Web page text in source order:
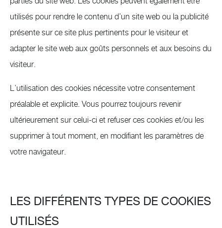
utilisés pour rendre le contenu d’un site web ou la publicité
présente sur ce site plus pertinents pour le visiteur et
adapter le site web aux goûts personnels et aux besoins du
visiteur.
L’utilisation des cookies nécessite votre consentement
préalable et explicite. Vous pourrez toujours revenir
ultérieurement sur celui-ci et refuser ces cookies et/ou les
supprimer à tout moment, en modifiant les paramètres de
votre navigateur.
LES DIFFÉRENTS TYPES DE COOKIES
UTILISÉS